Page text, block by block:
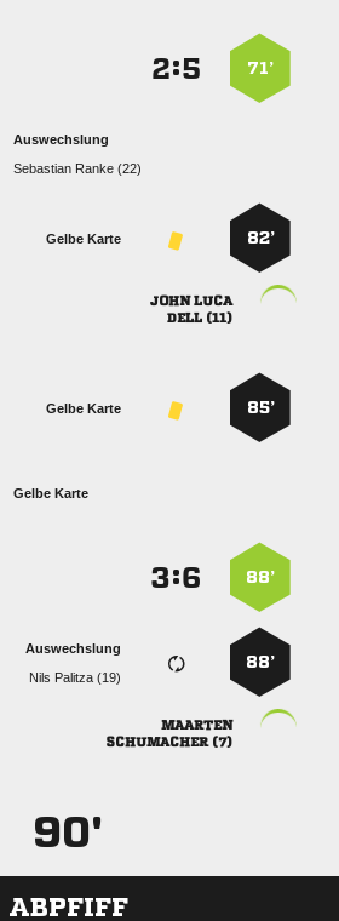
71’
:
Auswechslung
  
82’
Gelbe Karte
 
 
85’
Gelbe Karte
Gelbe Karte
88’
:
88’
Auswechslung
  

 
90'
ABPFIFF